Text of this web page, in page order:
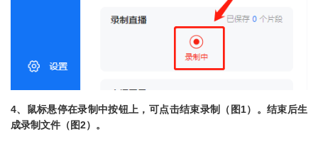
4、鼠标悬停在录制中按钮上，可点击结束录制（图1）。结束后生
成录制文件（图2）。